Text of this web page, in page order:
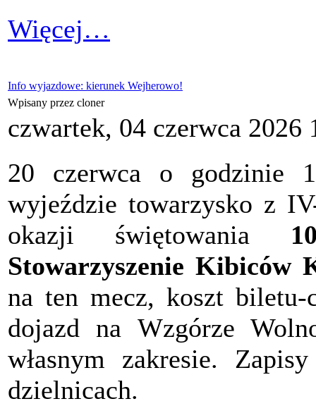
Więcej…
Info wyjazdowe: kierunek Wejherowo!
Wpisany przez cloner
czwartek, 04 czerwca 2026
20 czerwca o godzinie
wyjeździe towarzysko z
okazji świętowania
Stowarzyszenie Kibiców
na ten mecz, koszt
dojazd na Wzgórze
własnym zakresie.
dzielnicach.